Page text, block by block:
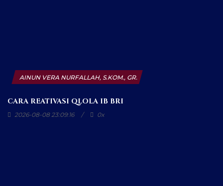
AINUN VERA NURFALLAH, S.KOM., GR.
CARA REATIVASI QLOLA IB BRI
2026-08-08 23:09:16 0x